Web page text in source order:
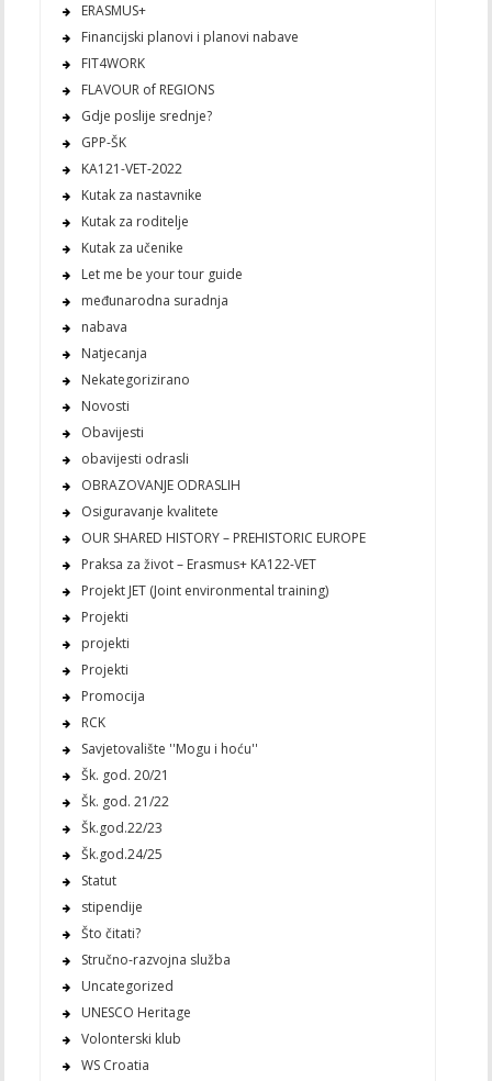
ERASMUS+
Financijski planovi i planovi nabave
FIT4WORK
FLAVOUR of REGIONS
Gdje poslije srednje?
GPP-ŠK
KA121-VET-2022
Kutak za nastavnike
Kutak za roditelje
Kutak za učenike
Let me be your tour guide
međunarodna suradnja
nabava
Natjecanja
Nekategorizirano
Novosti
Obavijesti
obavijesti odrasli
OBRAZOVANJE ODRASLIH
Osiguravanje kvalitete
OUR SHARED HISTORY – PREHISTORIC EUROPE
Praksa za život – Erasmus+ KA122-VET
Projekt JET (Joint environmental training)
Projekti
projekti
Projekti
Promocija
RCK
Savjetovalište ''Mogu i hoću''
Šk. god. 20/21
Šk. god. 21/22
Šk.god.22/23
Šk.god.24/25
Statut
stipendije
Što čitati?
Stručno-razvojna služba
Uncategorized
UNESCO Heritage
Volonterski klub
WS Croatia